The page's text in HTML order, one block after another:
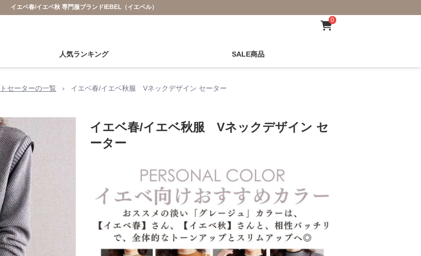
イエベ春/イエベ秋 専門服ブランドIEBEL（イエベル）
0
人気ランキング SALE商品
セーターの一覧 › イエベ春/イエベ秋服 Vネックデザイン セーター
イエベ春/イエベ秋服 Vネックデザイン セ
ーター